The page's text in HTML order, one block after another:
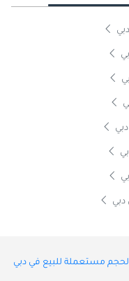
دبي
مستعملة للبيع في دبي